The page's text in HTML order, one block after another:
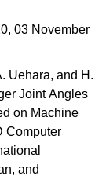
03 November
Uehara, and H.
Joint Angles
on Machine
Computer
and